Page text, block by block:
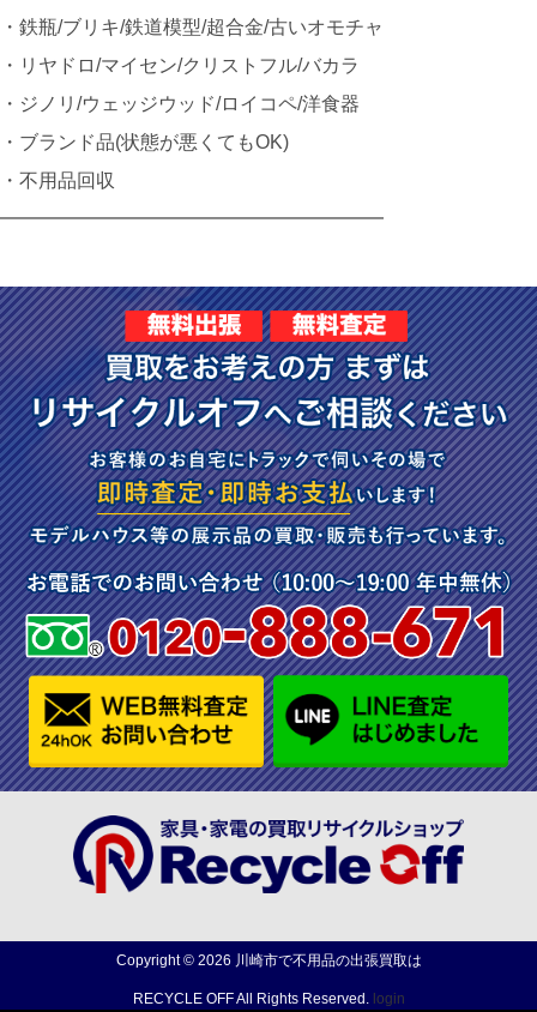
・鉄瓶/ブリキ/鉄道模型/超合金/古いオモチャ
・リヤドロ/マイセン/クリストフル/バカラ
・ジノリ/ウェッジウッド/ロイコペ/洋食器
・ブランド品(状態が悪くてもOK)
・不用品回収
━━━━━━━━━━━━━━━━━━━━
Copyright © 2026 川崎市で不用品の出張買取は
RECYCLE OFFAll Rights Reserved. login